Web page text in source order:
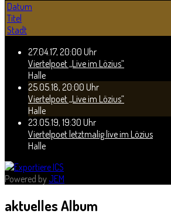
Datum
Titel
Stadt
27.04.17, 20:00 Uhr
Viertelpoet „Live im Lözius“
Halle
25.05.18, 20:00 Uhr
Viertelpoet „Live im Lözius“
Halle
23.05.19, 19:30 Uhr
Viertelpoet letztmalig live im Lözius
Halle
Powered by JEM
aktuellesAlbum